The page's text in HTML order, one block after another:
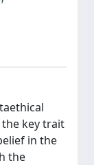
the key trait
in the
the